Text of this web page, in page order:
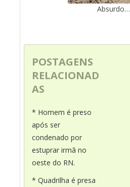
Absurdo…
POSTAGENS
RELACIONAD
AS
* Homem é preso
após ser
condenado por
estuprar irmã no
oeste do RN.
* Quadrilha é presa